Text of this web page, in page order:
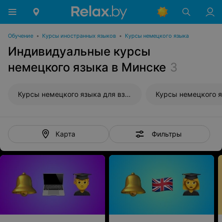
Обучение • Курсы иностранных языков • Курсы немецкого языка
Индивидуальные курсы
немецкого языка в Минске 3
Курсы немецкого языка для взрослых
Карта Фильтры